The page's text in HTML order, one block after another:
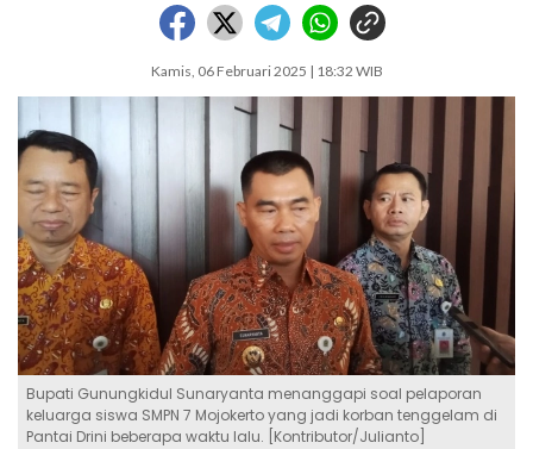
Kamis, 06 Februari 2025 | 18:32 WIB
Bupati Gunungkidul Sunaryanta menanggapi soal pelaporan
keluarga siswa SMPN 7 Mojokerto yang jadi korban tenggelam di
Pantai Drini beberapa waktu lalu. [Kontributor/Julianto]